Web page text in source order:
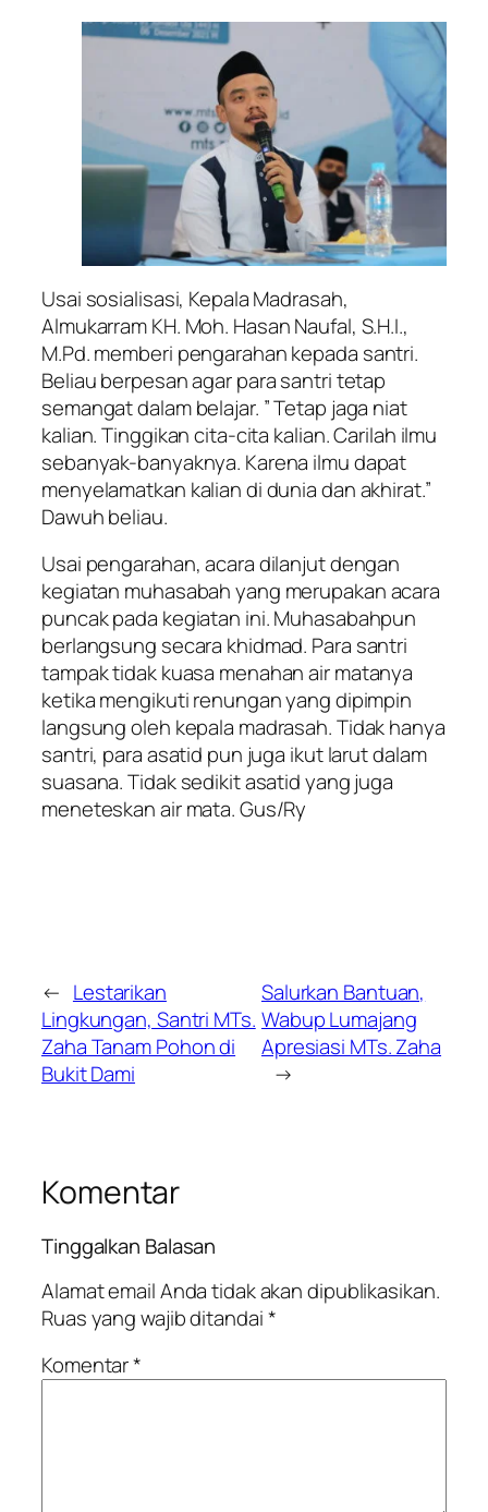
Usai sosialisasi, Kepala Madrasah,
Almukarram KH. Moh. Hasan Naufal, S.H.I.,
M.Pd. memberi pengarahan kepada santri.
Beliau berpesan agar para santri tetap
semangat dalam belajar. ” Tetap jaga niat
kalian. Tinggikan cita-cita kalian. Carilah ilmu
sebanyak-banyaknya. Karena ilmu dapat
menyelamatkan kalian di dunia dan akhirat.”
Dawuh beliau.
Usai pengarahan, acara dilanjut dengan
kegiatan muhasabah yang merupakan acara
puncak pada kegiatan ini. Muhasabahpun
berlangsung secara khidmad. Para santri
tampak tidak kuasa menahan air matanya
ketika mengikuti renungan yang dipimpin
langsung oleh kepala madrasah. Tidak hanya
santri, para asatid pun juga ikut larut dalam
suasana. Tidak sedikit asatid yang juga
meneteskan air mata. Gus/Ry
← Lestarikan
Lingkungan, Santri MTs.
Zaha Tanam Pohon di
Bukit Dami
Salurkan Bantuan,
Wabup Lumajang
Apresiasi MTs. Zaha
→
Komentar
Tinggalkan Balasan
Alamat email Anda tidak akan dipublikasikan.
Ruas yang wajib ditandai*
Komentar*